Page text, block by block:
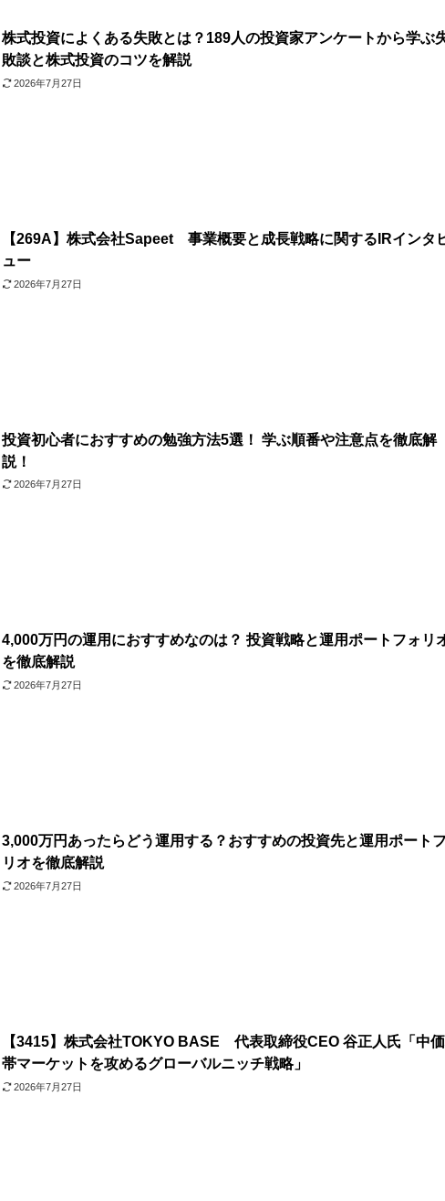
株式投資によくある失敗とは？189人の投資家アンケートから学ぶ
敗談と株式投資のコツを解説
2026年7月27日
【269A】株式会社Sapeet 事業概要と成長戦略に関するIRインタ
ュー
2026年7月27日
投資初心者におすすめの勉強方法5選！ 学ぶ順番や注意点を徹底解
説！
2026年7月27日
4,000万円の運用におすすめなのは？ 投資戦略と運用ポートフォリ
を徹底解説
2026年7月27日
3,000万円あったらどう運用する？おすすめの投資先と運用ポート
リオを徹底解説
2026年7月27日
【3415】株式会社TOKYO BASE 代表取締役CEO 谷正人氏「中
帯マーケットを攻めるグローバルニッチ戦略」
2026年7月27日